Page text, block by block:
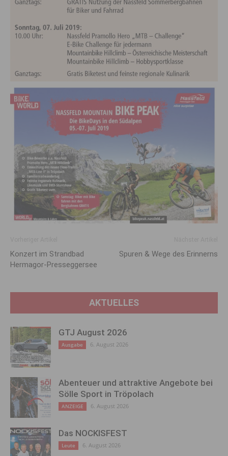
Konzert im Strandbad
Hermagor-Presseggersee
Spuren & Wege des Erinnerns
AKTUELLES
GTJ August 2026
Ausgabe 6. August 2026
Abenteuer und attraktive Angebote bei
Sölle Sport in Tröpolach
ANZEIGE 6. August 2026
Das NOCKISFEST
Leute 6. August 2026